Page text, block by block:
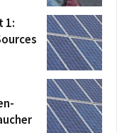
1: